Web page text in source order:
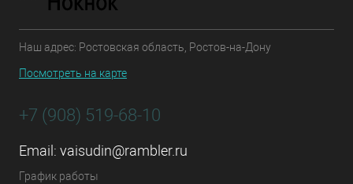
Наш адрес: Ростовская область, Ростов-на-Дону
Посмотреть на карте
+7 (908) 519-68-10
Email: vaisudin@rambler.ru
График работы